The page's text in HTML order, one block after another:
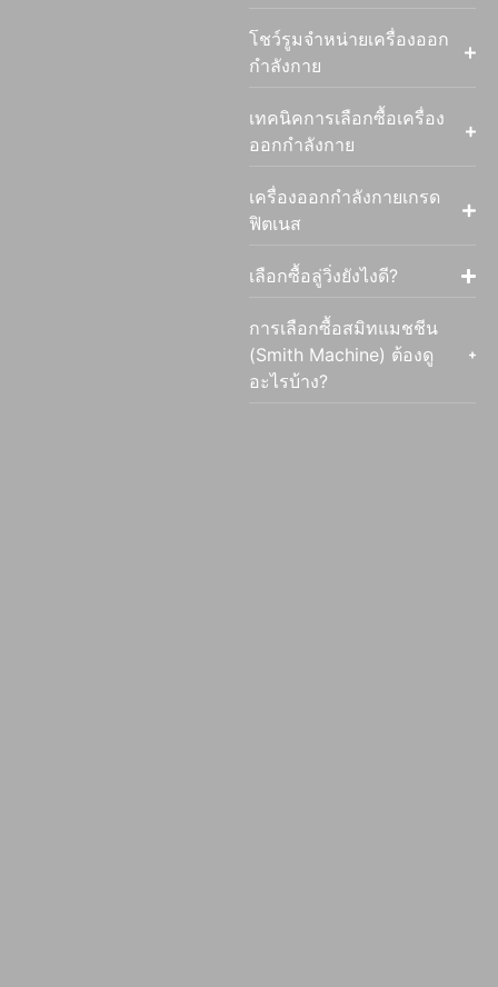
โชว์รูมจำหน่ายเครื่องออก
กำลังกาย
เทคนิคการเลือกซื้อเครื่อง
ออกกำลังกาย
เครื่องออกกำลังกายเกรด
ฟิตเนส
เลือกซื้อลู่วิ่งยังไงดี?
การเลือกซื้อสมิทแมชชีน
(Smith Machine) ต้องดู
อะไรบ้าง?